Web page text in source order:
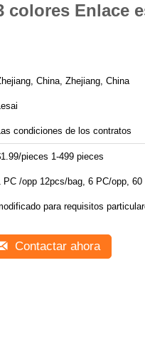
colores Enlace
China, Zhejiang, China
condiciones de los contratos
pieces 1-499 pieces
12pcs/bag, 6 PC/opp, 60 PC/bolso, empaquetado
para requisitos
Contactar ahora